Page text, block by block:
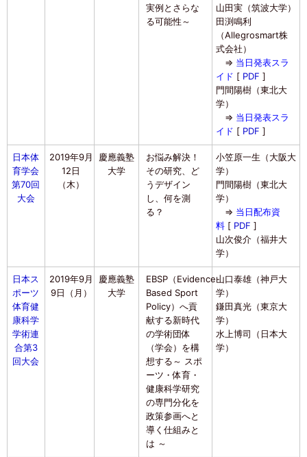
実例とさらな
る可能性～
山田実（筑波大学）
田渕鳴利
（Allegrosmart株
式会社）
⇒ 当日発表スラ
イド [ PDF ]
門間陽樹（東北大
学）
⇒ 当日発表スラ
イド [ PDF ]
日本体
育学会
第70回
大会
2019年9月
12日
（木）
慶應義塾
大学
お悩み解決！
その研究、ど
うデザイン
し、何を測
る？
小笠原一生（大阪大
学）
門間陽樹（東北大
学）
⇒ 当日配布資
料[ PDF ]
山次俊介（福井大
学）
日本ス
ポーツ
体育健
康科学
学術連
合第3
回大会
2019年9月
9日（月）
慶應義塾
大学
EBSP（Evidence-
Based Sport
Policy）へ貢
献する新時代
の学術団体
（学会）を構
想する～ スポ
ーツ・体育・
健康科学研究
の専門分化を
政策参画へと
導く仕組みと
は ～
山口泰雄（神戸大
学）
鎌田真光（東京大
学）
水上博司（日本大
学）